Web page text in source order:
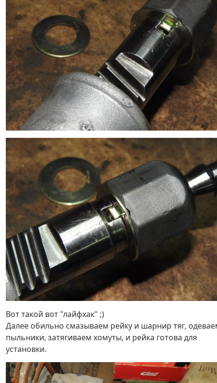
Вот такой вот "лайфхак" ;)
Далее обильно смазываем рейку и шарнир тяг,
пыльники, затягиваем хомуты, и рейка готова для
установки.